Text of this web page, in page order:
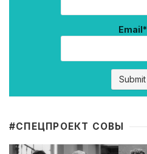
Email*
#CПЕЦПРОЕКТ СОВЫ